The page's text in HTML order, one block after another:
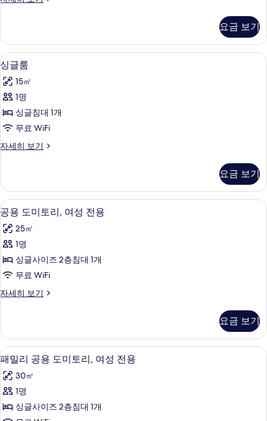
자
세
히
보
기
요금 보기
싱
글
룸
사
진
두
기
7
싱글룸
15㎡
1명
싱글침대 1개
무료 WiFi
자세히 보기
싱
세
히
보
기
요금 보기
공
용
도
미
토
여
전
용
사
진
모
두
7
공용 도미토리, 여성 전용
25㎡
1명
싱글사이즈 2층침대 1개
무료 WiFi
자세히 보기
공
토
리,
여
성
전
용
세
요금 보기
패
밀
리
공
용
6
패밀리 공용 도미토리, 여성 전용
30㎡
1명
싱글사이즈 2층침대 1개